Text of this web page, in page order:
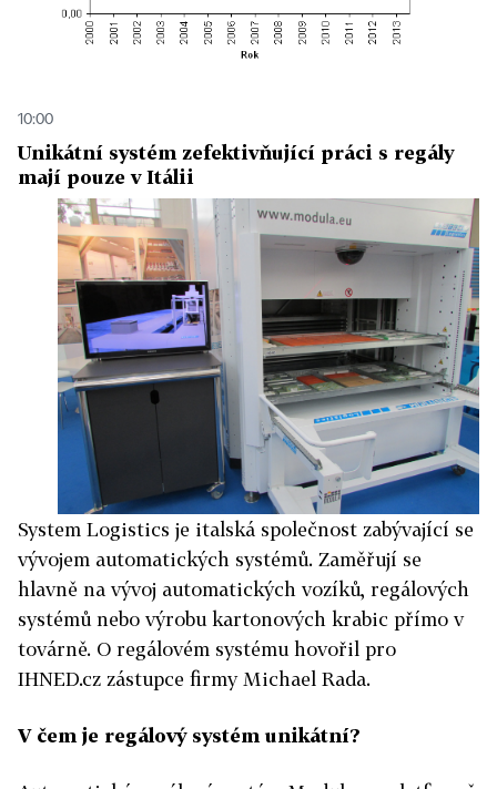
10:00
Unikátní systém zefektivňující práci s regály
mají pouze v Itálii
System Logistics je italská společnost zabývající se
vývojem automatických systémů. Zaměřují se
hlavně na vývoj automatických vozíků, regálových
systémů nebo výrobu kartonových krabic přímo v
továrně. O regálovém systému hovořil pro
IHNED.cz zástupce firmy Michael Rada.
V čem je regálový systém unikátní?